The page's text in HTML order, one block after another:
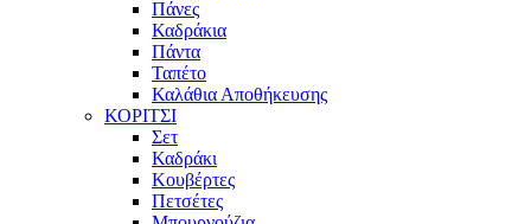
Πάνες
Καδράκια
Πάντα
Ταπέτο
Καλάθια Αποθήκευσης
ΚΟΡΙΤΣΙ
Σετ
Καδράκι
Κουβέρτες
Πετσέτες